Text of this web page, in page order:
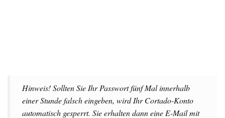
Hinweis! Sollten Sie Ihr Passwort fünf Mal innerhalb
einer Stunde falsch eingeben, wird Ihr Cortado-Konto
automatisch gesperrt. Sie erhalten dann eine E-Mail mit